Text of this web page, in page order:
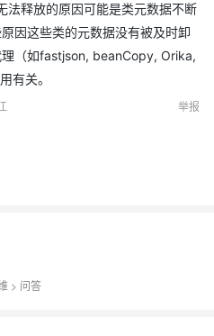
法释放的原因可能是类元数据不断
因这些类的元数据没有被及时卸
（如fastjson, beanCopy, Orika,
有关。
举报
> 问答